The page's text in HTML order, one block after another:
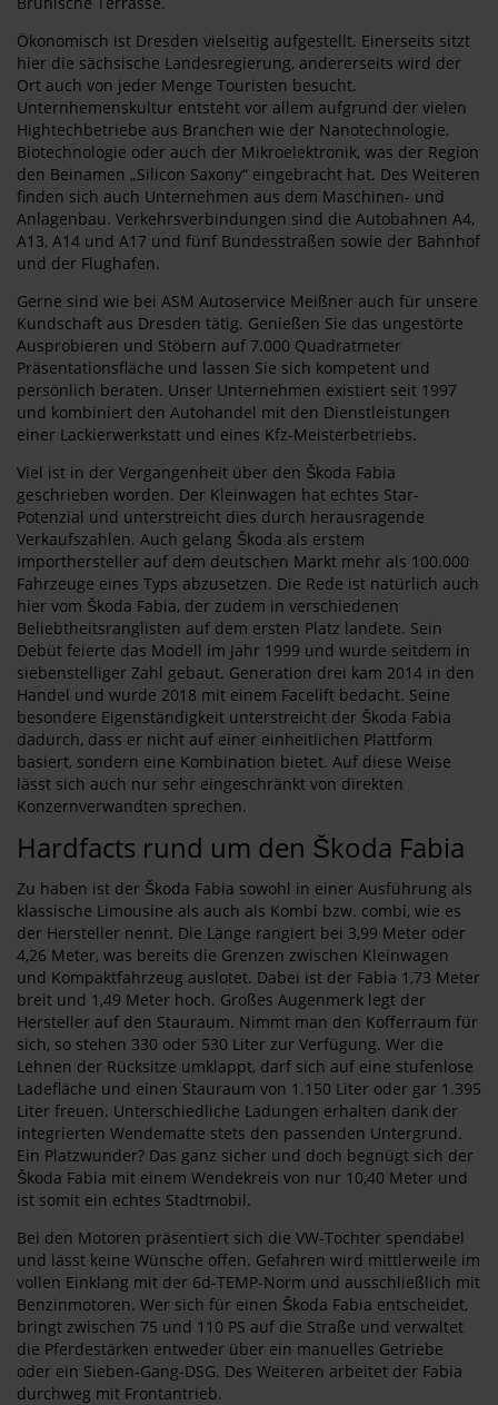
Ökonomisch ist Dresden vielseitig aufgestellt. Einerseits sitzt
hier die sächsische Landesregierung, andererseits wird der
Ort auch von jeder Menge Touristen besucht.
Unternhemenskultur entsteht vor allem aufgrund der vielen
Hightechbetriebe aus Branchen wie der Nanotechnologie,
Biotechnologie oder auch der Mikroelektronik, was der Region
den Beinamen „Silicon Saxony“ eingebracht hat. Des Weiteren
finden sich auch Unternehmen aus dem Maschinen- und
Anlagenbau. Verkehrsverbindungen sind die Autobahnen A4,
A13, A14 und A17 und fünf Bundesstraßen sowie der Bahnhof
und der Flughafen.
Gerne sind wie bei ASM Autoservice Meißner auch für unsere
Kundschaft aus Dresden tätig. Genießen Sie das ungestörte
Ausprobieren und Stöbern auf 7.000 Quadratmeter
Präsentationsfläche und lassen Sie sich kompetent und
persönlich beraten. Unser Unternehmen existiert seit 1997
und kombiniert den Autohandel mit den Dienstleistungen
einer Lackierwerkstatt und eines Kfz-Meisterbetriebs.
Viel ist in der Vergangenheit über den Škoda Fabia
geschrieben worden. Der Kleinwagen hat echtes Star-
Potenzial und unterstreicht dies durch herausragende
Verkaufszahlen. Auch gelang Škoda als erstem
Importhersteller auf dem deutschen Markt mehr als 100.000
Fahrzeuge eines Typs abzusetzen. Die Rede ist natürlich auch
hier vom Škoda Fabia, der zudem in verschiedenen
Beliebtheitsranglisten auf dem ersten Platz landete. Sein
Debüt feierte das Modell im Jahr 1999 und wurde seitdem in
siebenstelliger Zahl gebaut. Generation drei kam 2014 in den
Handel und wurde 2018 mit einem Facelift bedacht. Seine
besondere Eigenständigkeit unterstreicht der Škoda Fabia
dadurch, dass er nicht auf einer einheitlichen Plattform
basiert, sondern eine Kombination bietet. Auf diese Weise
lässt sich auch nur sehr eingeschränkt von direkten
Konzernverwandten sprechen.
Hardfacts rund um den Škoda Fabia
Zu haben ist der Škoda Fabia sowohl in einer Ausführung als
klassische Limousine als auch als Kombi bzw. combi, wie es
der Hersteller nennt. Die Länge rangiert bei 3,99 Meter oder
4,26 Meter, was bereits die Grenzen zwischen Kleinwagen
und Kompaktfahrzeug auslotet. Dabei ist der Fabia 1,73 Meter
breit und 1,49 Meter hoch. Großes Augenmerk legt der
Hersteller auf den Stauraum. Nimmt man den Kofferraum für
sich, so stehen 330 oder 530 Liter zur Verfügung. Wer die
Lehnen der Rücksitze umklappt, darf sich auf eine stufenlose
Ladefläche und einen Stauraum von 1.150 Liter oder gar 1.395
Liter freuen. Unterschiedliche Ladungen erhalten dank der
integrierten Wendematte stets den passenden Untergrund.
Ein Platzwunder? Das ganz sicher und doch begnügt sich der
Škoda Fabia mit einem Wendekreis von nur 10,40 Meter und
ist somit ein echtes Stadtmobil.
Bei den Motoren präsentiert sich die VW-Tochter spendabel
und lässt keine Wünsche offen. Gefahren wird mittlerweile im
vollen Einklang mit der 6d-TEMP-Norm und ausschließlich mit
Benzinmotoren. Wer sich für einen Škoda Fabia entscheidet,
bringt zwischen 75 und 110 PS auf die Straße und verwaltet
die Pferdestärken entweder über ein manuelles Getriebe
oder ein Sieben-Gang-DSG. Des Weiteren arbeitet der Fabia
durchweg mit Frontantrieb.